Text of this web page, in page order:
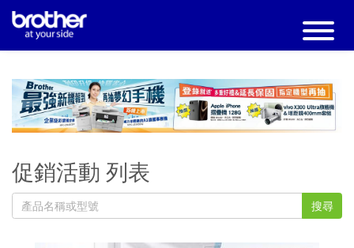
促銷活動 列表